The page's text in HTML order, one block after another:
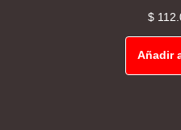
$
Añadir